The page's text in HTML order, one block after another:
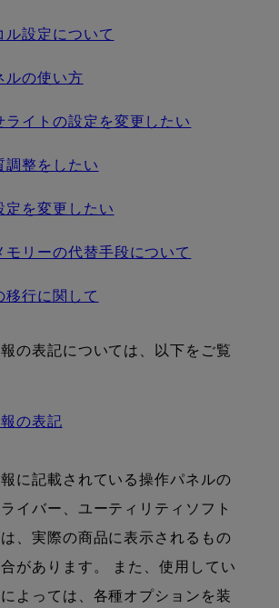
ル設定について
ルの使い方
ライトの設定を変更したい
調整をしたい
定を変更したい
モリーの代替手段について
移行に関して
の表記については、以下をご覧
の表記
に記載されている操作パネルの
イバー、ユーティリティソフト
、実際の商品に表示されるもの
があります。 また、使用してい
よっては、各種オプションを装